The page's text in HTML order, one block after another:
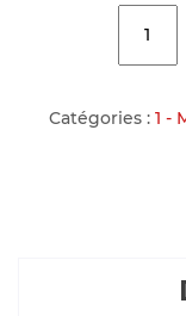
Catégories : 1 -